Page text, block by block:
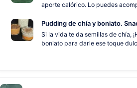
aporte calórico. Lo puedes
Pudding de chía y boniato.
Si la vida te da semillas de chía,
boniato para darle ese toque